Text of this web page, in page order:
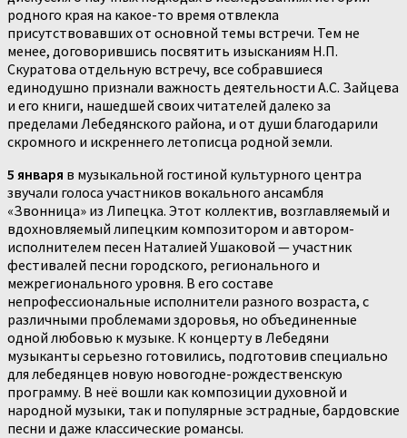
родного края на какое-то время отвлекла
присутствовавших от основной темы встречи. Тем не
менее, договорившись посвятить изысканиям Н.П.
Скуратова отдельную встречу, все собравшиеся
единодушно признали важность деятельности А.С. Зайцева
и его книги, нашедшей своих читателей далеко за
пределами Лебедянского района, и от души благодарили
скромного и искреннего летописца родной земли.
5 января в музыкальной гостиной культурного центра
звучали голоса участников вокального ансамбля
«Звонница» из Липецка. Этот коллектив, возглавляемый и
вдохновляемый липецким композитором и автором-
исполнителем песен Наталией Ушаковой — участник
фестивалей песни городского, регионального и
межрегионального уровня. В его составе
непрофессиональные исполнители разного возраста, с
различными проблемами здоровья, но объединенные
одной любовью к музыке. К концерту в Лебедяни
музыканты серьезно готовились, подготовив специально
для лебедянцев новую новогодне-рождественскую
программу. В неё вошли как композиции духовной и
народной музыки, так и популярные эстрадные, бардовские
песни и даже классические романсы.